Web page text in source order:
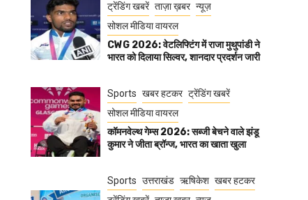
ट्रेंडिंग खबरें ताज़ा ख़बर न्यूज़
सोशल मीडिया वायरल
CWG 2026: वेटलिफ्टिंग में राजा मुथुपांडी ने
भारत को दिलाया सिल्वर, शानदार प्रदर्शन जारी
Sports खबर हटकर ट्रेंडिंग खबरें
सोशल मीडिया वायरल
कॉमनवेल्थ गेम्स 2026: सब्जी बेचने वाले झंडू
कुमार ने जीता ब्रॉन्ज, भारत का खाता खुला
Sports उत्तराखंड ऋषिकेश खबर हटकर